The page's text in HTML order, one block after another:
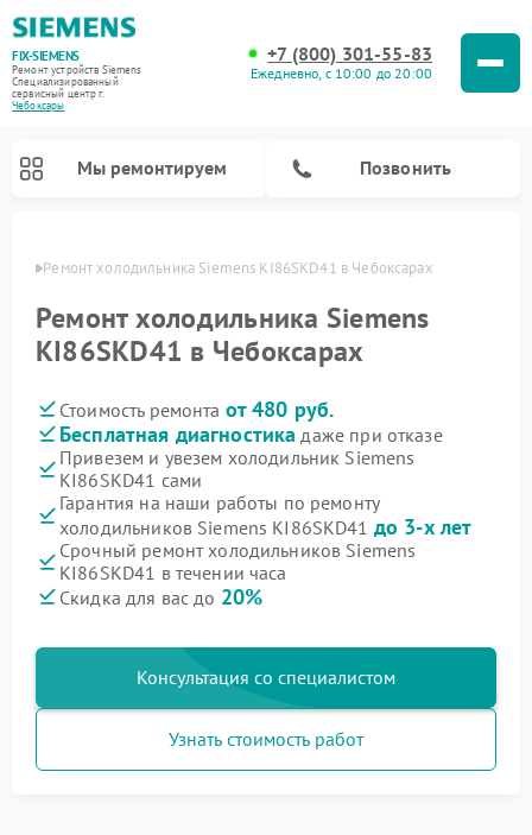
FIX-SIEMENS
Ремонт устройств Siemens
Специализированный
cервисный центр г.
Чебоксары
+7 (800) 301-55-83
Ежедневно, с 10:00 до 20:00
Мы ремонтируем Позвонить
Ремонт холодильника Siemens KI86SKD41 в Чебоксарах
Ремонт холодильника Siemens
KI86SKD41 в Чебоксарах
Стоимость ремонта от 480 руб.
Бесплатная диагностика даже при отказе
Привезем и увезем холодильник Siemens
KI86SKD41 сами
Гарантия на наши работы по ремонту
холодильников Siemens KI86SKD41 до 3-х лет
Срочный ремонт холодильников Siemens
KI86SKD41 в течении часа
Скидка для вас до 20%
Консультация со специалистом
Узнать стоимость работ